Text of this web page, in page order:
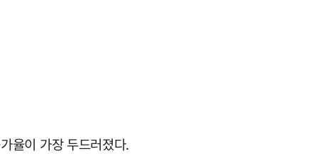
율이 가장 두드러졌다.